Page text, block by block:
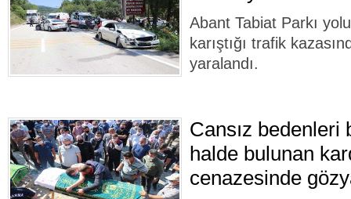
Abant Tabiat Parkı
karıştığı trafik
yaralandı.
Cansız bedenleri
halde bulunan
cenazesinde